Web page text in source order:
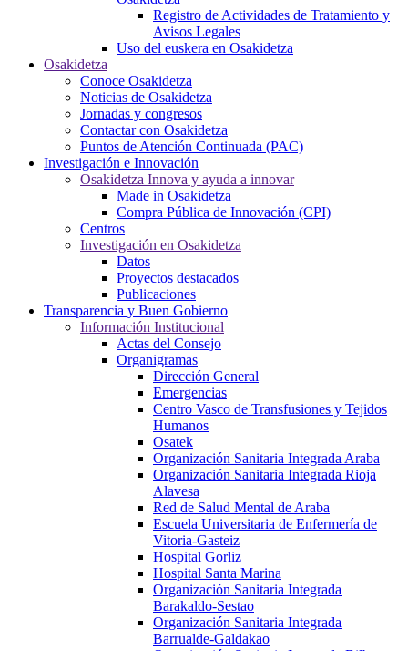
Registro de Actividades de Tratamiento y
Avisos Legales
Uso del euskera en Osakidetza
Osakidetza
Conoce Osakidetza
Noticias de Osakidetza
Jornadas y congresos
Contactar con Osakidetza
Puntos de Atención Continuada (PAC)
Investigación e Innovación
Osakidetza Innova y ayuda a innovar
Made in Osakidetza
Compra Pública de Innovación (CPI)
Centros
Investigación en Osakidetza
Datos
Proyectos destacados
Publicaciones
Transparencia y Buen Gobierno
Información Institucional
Actas del Consejo
Organigramas
Dirección General
Emergencias
Centro Vasco de Transfusiones y Tejidos
Humanos
Osatek
Organización Sanitaria Integrada Araba
Organización Sanitaria Integrada Rioja
Alavesa
Red de Salud Mental de Araba
Escuela Universitaria de Enfermería de
Vitoria-Gasteiz
Hospital Gorliz
Hospital Santa Marina
Organización Sanitaria Integrada
Barakaldo-Sestao
Organización Sanitaria Integrada
Barrualde-Galdakao